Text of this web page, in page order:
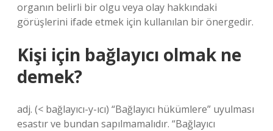
organın belirli bir olgu veya olay hakkındaki
görüşlerini ifade etmek için kullanılan bir önergedir.
Kişi için bağlayıcı olmak ne
demek?
adj. (< bağlayıcı-y-ıcı) “Bağlayıcı hükümlere” uyulması
esastır ve bundan sapılmamalıdır. “Bağlayıcı